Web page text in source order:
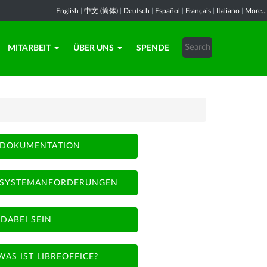
English 中文 (简体) Deutsch Español Français Italiano More...
MITARBEIT ÜBER UNS SPENDE
DOKUMENTATION
SYSTEMANFORDERUNGEN
DABEI SEIN
IST LIBREOFFICE?